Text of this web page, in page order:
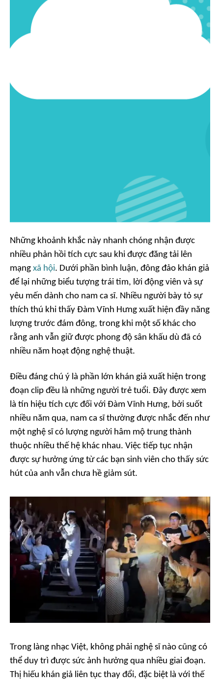
Những khoảnh khắc này nhanh chóng nhận được
nhiều phản hồi tích cực sau khi được đăng tải lên
mạng xã hội. Dưới phần bình luận, đông đảo khán giả
để lại những biểu tượng trái tim, lời động viên và sự
yêu mến dành cho nam ca sĩ. Nhiều người bày tỏ sự
thích thú khi thấy Đàm Vĩnh Hưng xuất hiện đầy năng
lượng trước đám đông, trong khi một số khác cho
rằng anh vẫn giữ được phong độ sân khấu dù đã có
nhiều năm hoạt động nghệ thuật.
Điều đáng chú ý là phần lớn khán giả xuất hiện trong
đoạn clip đều là những người trẻ tuổi. Đây được xem
là tín hiệu tích cực đối với Đàm Vĩnh Hưng, bởi suốt
nhiều năm qua, nam ca sĩ thường được nhắc đến như
một nghệ sĩ có lượng người hâm mộ trung thành
thuộc nhiều thế hệ khác nhau. Việc tiếp tục nhận
được sự hưởng ứng từ các bạn sinh viên cho thấy sức
hút của anh vẫn chưa hề giảm sút.
Trong làng nhạc Việt, không phải nghệ sĩ nào cũng có
thể duy trì được sức ảnh hưởng qua nhiều giai đoạn.
Thị hiếu khán giả liên tục thay đổi, đặc biệt là với thế